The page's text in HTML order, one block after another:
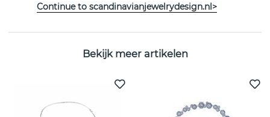
Breedte: 9,5
Bekijk meer artikelen
Continue to scandinavianjewelrydesign.nl>